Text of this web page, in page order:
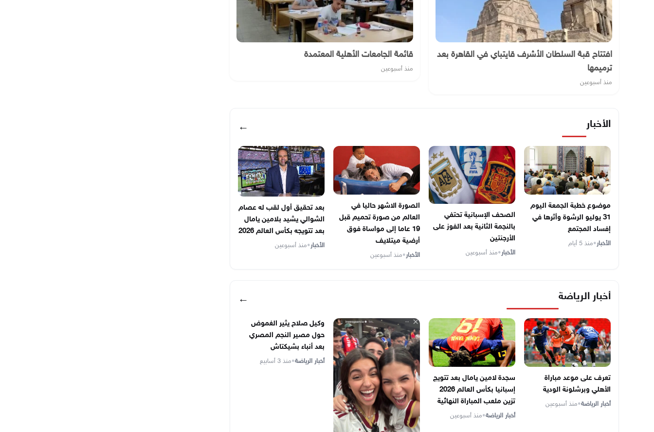
افتتاح قبة السلطان الأشرف قايتباي في القاهرة بعد
ترميمها
منذ أسبوعين
قائمة الجامعات الأهلية المعتمدة
منذ أسبوعين
الأخبار ←
موضوع خطبة الجمعة اليوم
31 يوليو الرشوة وأثرها في
إفساد المجتمع
الأخبار•منذ 5 أيام
الصحف الإسبانية تحتفي
بالنجمة الثانية بعد الفوز على
الأرجنتين
الأخبار•منذ أسبوعين
الصورة الاشهر حاليا في
العالم من صورة تحميم قبل
19 عاما إلى مواساة فوق
أرضية ميتلايف
الأخبار•منذ أسبوعين
بعد تحقيق أول لقب له عصام
الشوالي يشيد بلامين يامال
بعد تتويجه بكأس العالم 2026
الأخبار•منذ أسبوعين
أخبار الرياضة ←
تعرف على موعد مباراة
الأهلي وبرشلونة الودية
أخبار الرياضة•منذ أسبوعين
سجدة لامين يامال بعد تتويج
إسبانيا بكأس العالم 2026
تزين ملعب المباراة النهائية
أخبار الرياضة•منذ أسبوعين
وكيل صلاح يثير الغموض
حول مصير النجم المصري
بعد أنباء بشيكتاش
أخبار الرياضة•منذ 3 أسابيع